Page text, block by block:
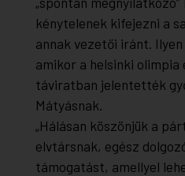
kénytelenek kifejezni a
annak vezetői iránt.
amikor a helsinki olimpia
táviratban jelentették
Mátyásnak.
„Hálásan köszönjük a
elvtársnak, egész
támogatást, amellyel